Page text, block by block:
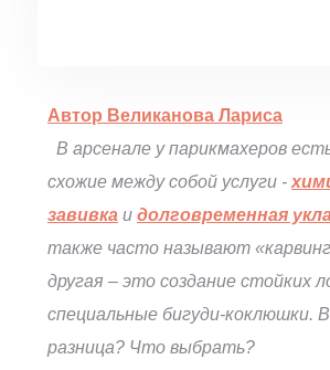
Автор Великанова Лариса
В арсенале у парикмахеров
схожие между собой услуги -
завивка и долговременная
также часто называют
другая – это создание стойких
специальные бигуди-коклюшки.
разница? Что выбрать?